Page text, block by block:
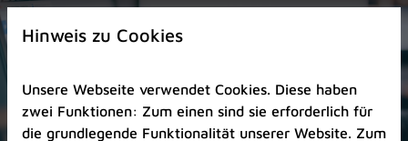
Zur
Startseite
Zum
Seitenanfang
Hinweis zu Cookies
Unsere Webseite verwendet Cookies. Diese haben
zwei Funktionen: Zum einen sind sie erforderlich für
die grundlegende Funktionalität unserer Website. Zum